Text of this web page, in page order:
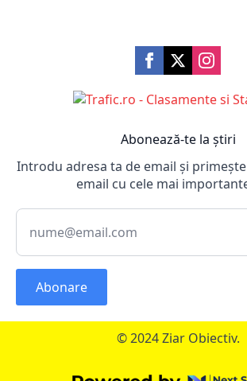
Abonează-te la știri
Introdu adresa ta de email și
email cu cele mai
Abonare
© 2024 Ziar Obiectiv.